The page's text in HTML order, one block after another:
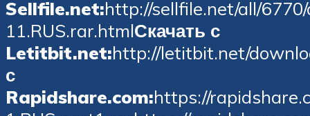
Sellfile.net:http://sellfile.net/all/
11.RUS.rar.htmlСкачать с
Letitbit.net:http://letitbit.net/
с
Rapidshare.com:https://